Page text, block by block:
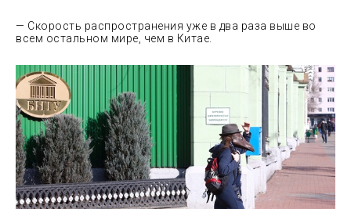
— Cкорость распространения уже в два раза выше во
всем остальном мире, чем в Китае.